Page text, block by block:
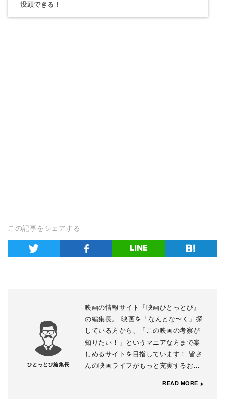
没頭できる！
この記事をシェアする
ひとっとび編集長
映画の情報サイト『映画ひとっとび』
の編集長。 映画を「なんとな〜く」探
している方から、「この映画の考察が
知りたい！」というマニアな方まで楽
しめるサイトを目指しています！ 皆さ
んの映画ライフがもっと充実するお手
READ MORE